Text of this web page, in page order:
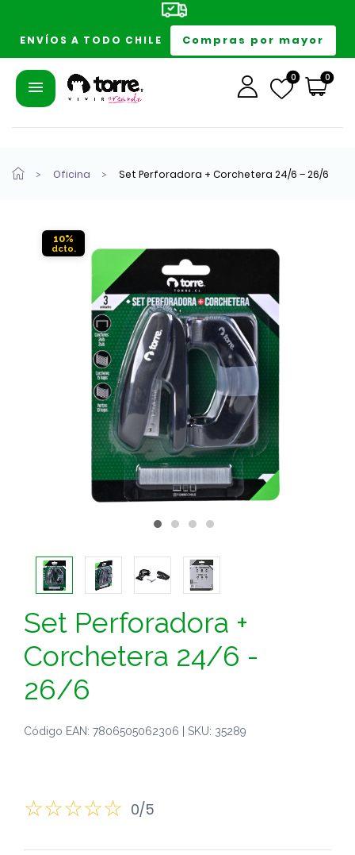
ENVÍOS A TODO CHILE Compras por mayor
0 0
Oficina Set Perforadora + Corchetera 24/6 – 26/6
10%
Set Perforadora +
Corchetera 24/6 -
26/6
Código EAN: 7806505062306 | SKU: 35289
0/5